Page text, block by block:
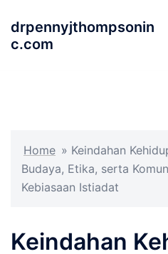
kedrpennyjthompsonin
c.com
Home » Keindahan
Budaya, Etika, serta
Kebiasaan Istiadat
Keindahan